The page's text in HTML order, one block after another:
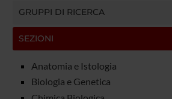
GRUPPI DI RICERCA
SEZIONI
Anatomia e Istologia
Biologia e Genetica